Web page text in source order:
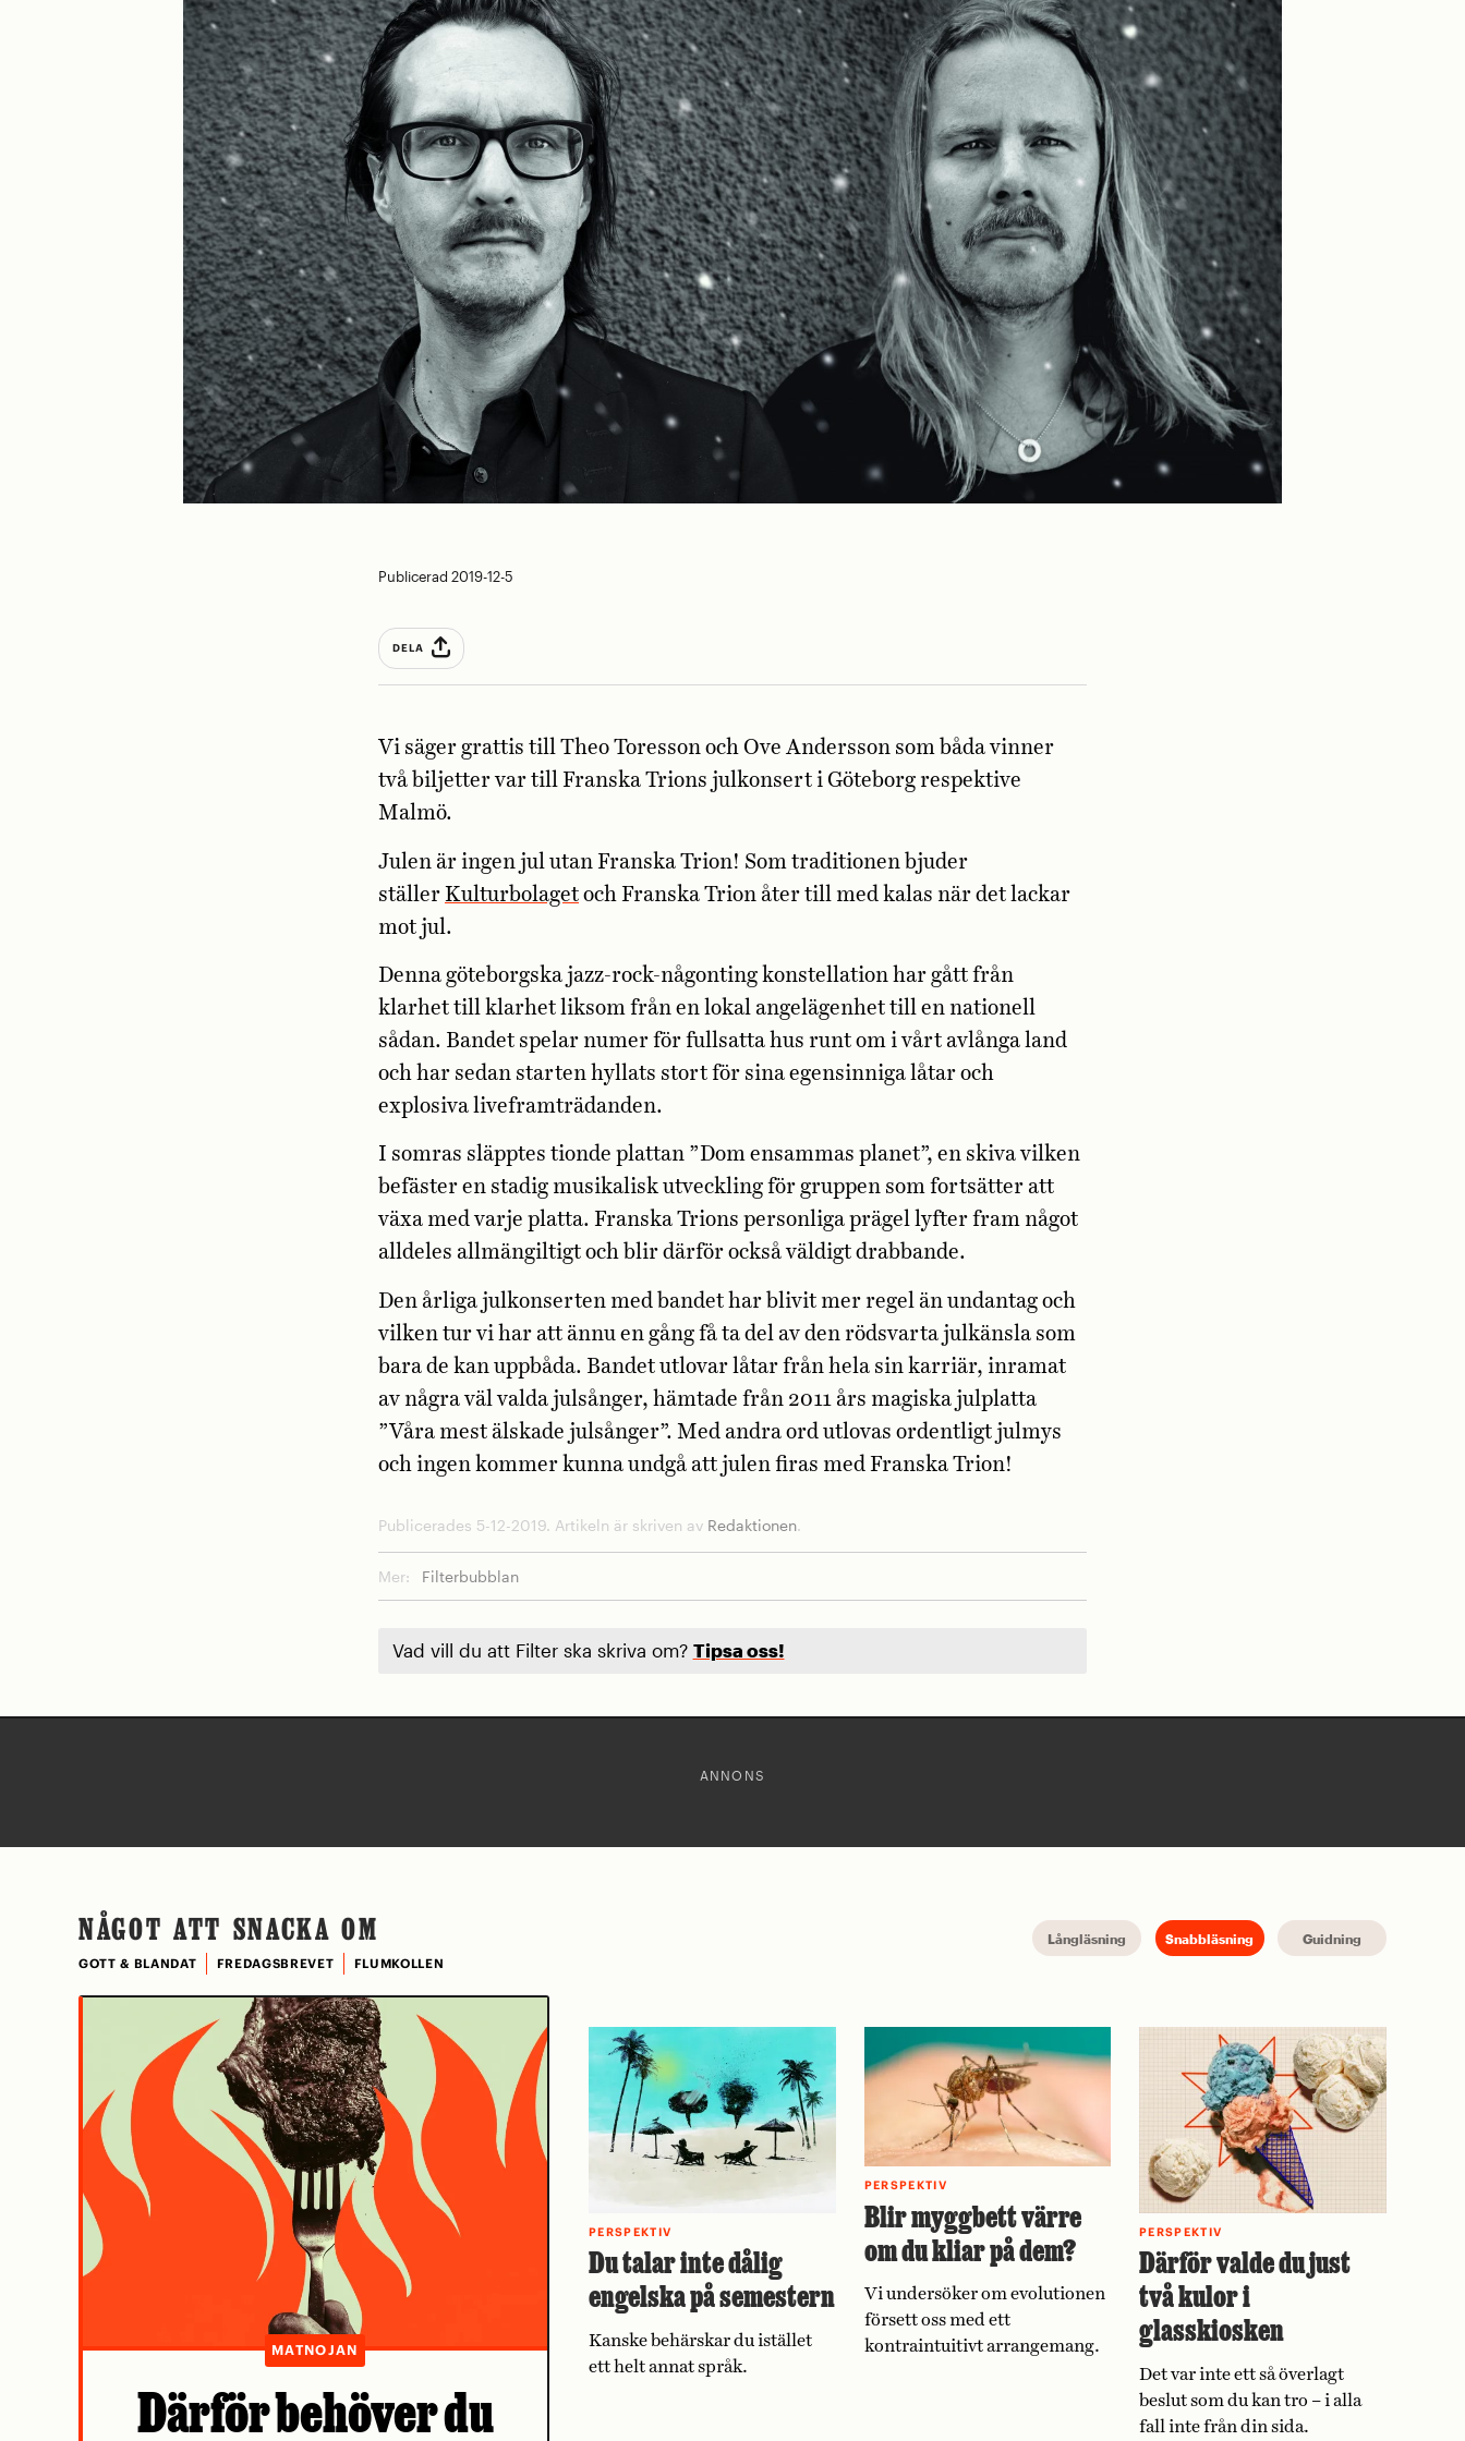
Publicerad 2019-12-5
DELA
Vi säger grattis till Theo Toresson och Ove Andersson som båda vinner
två biljetter var till Franska Trions julkonsert i Göteborg respektive
Malmö.
Julen är ingen jul utan Franska Trion! Som traditionen bjuder
ställer Kulturbolaget och Franska Trion åter till med kalas när det lackar
mot jul.
Denna göteborgska jazz-rock-någonting konstellation har gått från
klarhet till klarhet liksom från en lokal angelägenhet till en nationell
sådan. Bandet spelar numer för fullsatta hus runt om i vårt avlånga land
och har sedan starten hyllats stort för sina egensinniga låtar och
explosiva liveframträdanden.
I somras släpptes tionde plattan ”Dom ensammas planet”, en skiva vilken
befäster en stadig musikalisk utveckling för gruppen som fortsätter att
växa med varje platta. Franska Trions personliga prägel lyfter fram något
alldeles allmängiltigt och blir därför också väldigt drabbande.
Den årliga julkonserten med bandet har blivit mer regel än undantag och
vilken tur vi har att ännu en gång få ta del av den rödsvarta julkänsla som
bara de kan uppbåda. Bandet utlovar låtar från hela sin karriär, inramat
av några väl valda julsånger, hämtade från 2011 års magiska julplatta
”Våra mest älskade julsånger”. Med andra ord utlovas ordentligt julmys
och ingen kommer kunna undgå att julen firas med Franska Trion!
Publicerades 5-12-2019. Artikeln är skriven av Redaktionen.
Mer: Filterbubblan
Vad vill du att Filter ska skriva om? Tipsa oss!
ANNONS
Långläsning Snabbläsning Guidning
NÅGOT ATT SNACKA OM
GOTT & BLANDAT FREDAGSBREVET FLUMKOLLEN
MATNOJAN
Därför behöver du
PERSPEKTIV
Du talar inte dålig
engelska på semestern
Kanske behärskar du istället
ett helt annat språk.
PERSPEKTIV
Blir myggbett värre
om du kliar på dem?
Vi undersöker om evolutionen
försett oss med ett
kontraintuitivt arrangemang.
PERSPEKTIV
Därför valde du just
två kulor i
glasskiosken
Det var inte ett så överlagt
beslut som du kan tro – i alla
fall inte från din sida.